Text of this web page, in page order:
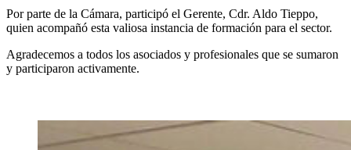
Por parte de la Cámara, participó el Gerente, Cdr. Aldo Tieppo,
quien acompañó esta valiosa instancia de formación para el sector.
Agradecemos a todos los asociados y profesionales que se sumaron
y participaron activamente.